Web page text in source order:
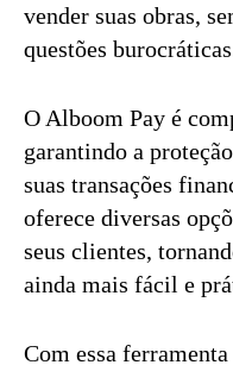
vender suas obras,
questões
O Alboom Pay é
garantindo a
suas transações
oferece diversas
seus clientes,
ainda mais fácil e
Com essa